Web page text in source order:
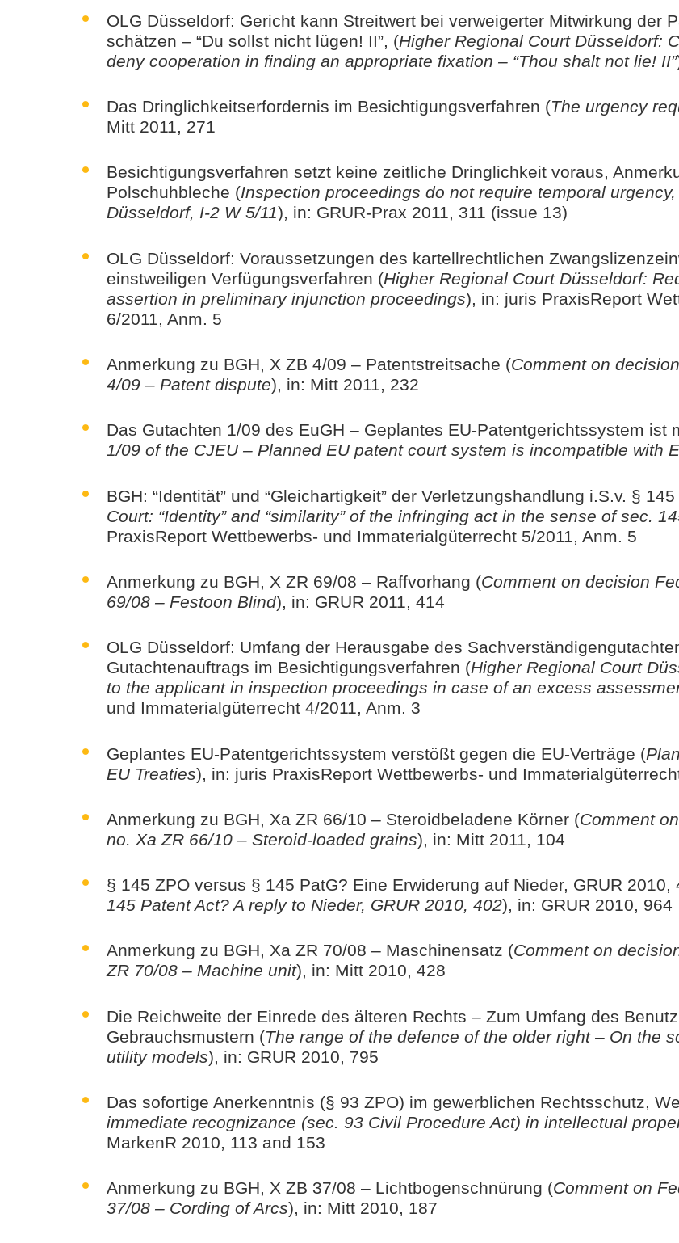
OLG Düsseldorf: Gericht kann Streitwert bei verweigerter Mitwirkung der
schätzen – “Du sollst nicht lügen! II”, (Higher Regional Court Düsseldorf:
deny cooperation in finding an appropriate fixation – “Thou shalt not lie! II”
Das Dringlichkeitserfordernis im Besichtigungsverfahren (The urgency
Mitt 2011, 271
Besichtigungsverfahren setzt keine zeitliche Dringlichkeit voraus,
Polschuhbleche (Inspection proceedings do not require temporal
Düsseldorf, I-2 W 5/11), in: GRUR-Prax 2011, 311 (issue 13)
OLG Düsseldorf: Voraussetzungen des kartellrechtlichen
einstweiligen Verfügungsverfahren (Higher Regional Court Düsseldorf:
assertion in preliminary injunction proceedings), in: juris PraxisReport
6/2011, Anm. 5
Anmerkung zu BGH, X ZB 4/09 – Patentstreitsache (Comment on
4/09 – Patent dispute), in: Mitt 2011, 232
Das Gutachten 1/09 des EuGH – Geplantes EU-Patentgerichtssystem ist
1/09 of the CJEU – Planned EU patent court system is incompatible with
BGH: “Identität” und “Gleichartigkeit” der Verletzungshandlung i.S.v. §
Court: “Identity” and “similarity” of the infringing act in the sense of sec.
PraxisReport Wettbewerbs- und Immaterialgüterrecht 5/2011, Anm. 5
Anmerkung zu BGH, X ZR 69/08 – Raffvorhang (Comment on decision
69/08 – Festoon Blind), in: GRUR 2011, 414
OLG Düsseldorf: Umfang der Herausgabe des
Gutachtenauftrags im Besichtigungsverfahren (Higher Regional Court
to the applicant in inspection proceedings in case of an excess
und Immaterialgüterrecht 4/2011, Anm. 3
Geplantes EU-Patentgerichtssystem verstößt gegen die EU-Verträge (
EU Treaties), in: juris PraxisReport Wettbewerbs- und
Anmerkung zu BGH, Xa ZR 66/10 – Steroidbeladene Körner (Comment
no. Xa ZR 66/10 – Steroid-loaded grains), in: Mitt 2011, 104
§ 145 ZPO versus § 145 PatG? Eine Erwiderung auf Nieder, GRUR 2010,
145 Patent Act? A reply to Nieder, GRUR 2010, 402), in: GRUR 2010, 964
Anmerkung zu BGH, Xa ZR 70/08 – Maschinensatz (Comment on
ZR 70/08 – Machine unit), in: Mitt 2010, 428
Die Reichweite der Einrede des älteren Rechts – Zum Umfang des
Gebrauchsmustern (The range of the defence of the older right – On the
utility models), in: GRUR 2010, 795
Das sofortige Anerkenntnis (§ 93 ZPO) im gewerblichen Rechtsschutz,
immediate recognizance (sec. 93 Civil Procedure Act) in intellectual
MarkenR 2010, 113 and 153
Anmerkung zu BGH, X ZB 37/08 – Lichtbogenschnürung (Comment on
37/08 – Cording of Arcs), in: Mitt 2010, 187